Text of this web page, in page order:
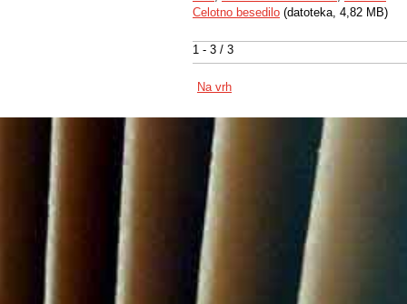
1 - 3 / 3
Celotno besedilo (datoteka, 4,82 MB)
Na vrh